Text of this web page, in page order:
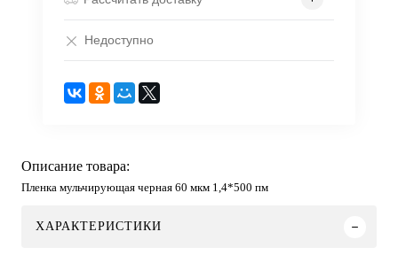
Недоступно
Описание товара:
Пленка мульчирующая черная 60 мкм 1,4*500 пм
ХАРАКТЕРИСТИКИ